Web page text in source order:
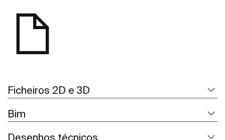
Ficheiros 2D e 3D
Bim
Desenhos técnicos